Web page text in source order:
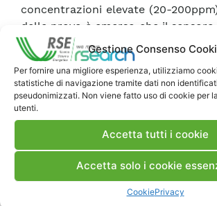
Gestione Consenso
Per fornire una migliore esperienza, utilizziamo
statistiche di navigazione tramite dati non
pseudonimizzati. Non viene fatto uso di cookie per
utenti.
Accetta tutti i cookie
Accetta solo i cookie
CookiePrivacy
concentrazioni elevate (20-
delle prove è emerso che il sensore
in grado di rivelare con buona
elevata rapidità di risposta
repentine variazioni nella
ozono presente negli scomparti
condizioni di malfunzionamento,
Scarica Rapporto